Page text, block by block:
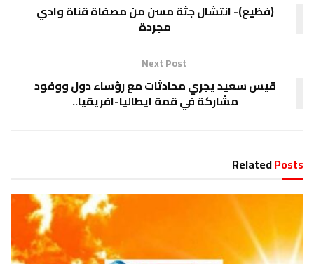
(فظيع)- انتشال جثة مسن من مصفاة قناة وادي
مجردة
Next Post
قيس سعيد يجري محادثات مع رؤساء دول ووفود
مشاركة في قمة ايطاليا-افريقيا..
RelatedPosts